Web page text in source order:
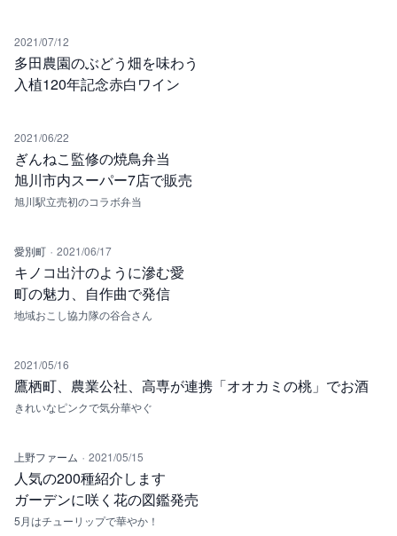
2021/07/12
多田農園のぶどう畑を味わう
入植120年記念赤白ワイン
2021/06/22
ぎんねこ監修の焼鳥弁当
旭川市内スーパー7店で販売
旭川駅立売初のコラボ弁当
愛別町 · 2021/06/17
キノコ出汁のように滲む愛
町の魅力、自作曲で発信
地域おこし協力隊の谷合さん
2021/05/16
鷹栖町、農業公社、高専が連携「オオカミの桃」でお酒
きれいなピンクで気分華やぐ
上野ファーム · 2021/05/15
人気の200種紹介します
ガーデンに咲く花の図鑑発売
5月はチューリップで華やか！